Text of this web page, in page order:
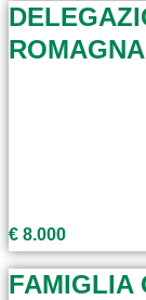
€ 8.000
FAMIGLIA